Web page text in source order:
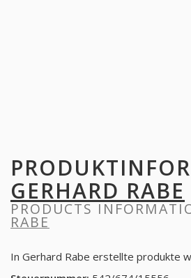
GERHARD RABE
PRODUCTS
RABE
In Gerhard Rabe erstellte produkte